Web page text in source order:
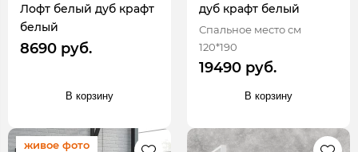
Лофт белый дуб крафт
белый
8690 руб.
В корзину
дуб крафт белый
Спальное место см
120*190
19490 руб.
В корзину
живое фото